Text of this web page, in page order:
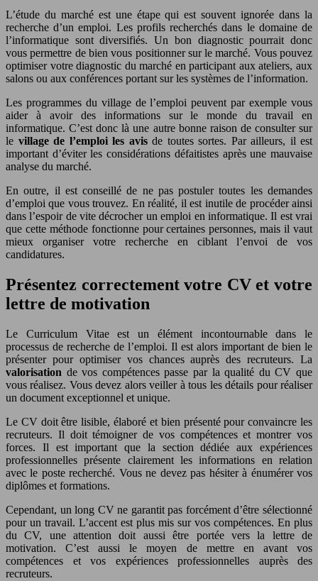
L’étude du marché est une étape qui est souvent ignorée dans la
recherche d’un emploi. Les profils recherchés dans le domaine de
l’informatique sont diversifiés. Un bon diagnostic pourrait donc
vous permettre de bien vous positionner sur le marché. Vous pouvez
optimiser votre diagnostic du marché en participant aux ateliers, aux
salons ou aux conférences portant sur les systèmes de l’information.
Les programmes du village de l’emploi peuvent par exemple vous
aider à avoir des informations sur le monde du travail en
informatique. C’est donc là une autre bonne raison de consulter sur
le village de l’emploi les avis de toutes sortes. Par ailleurs, il est
important d’éviter les considérations défaitistes après une mauvaise
analyse du marché.
En outre, il est conseillé de ne pas postuler toutes les demandes
d’emploi que vous trouvez. En réalité, il est inutile de procéder ainsi
dans l’espoir de vite décrocher un emploi en informatique. Il est vrai
que cette méthode fonctionne pour certaines personnes, mais il vaut
mieux organiser votre recherche en ciblant l’envoi de vos
candidatures.
Présentez correctement votre CV et votre
lettre de motivation
Le Curriculum Vitae est un élément incontournable dans le
processus de recherche de l’emploi. Il est alors important de bien le
présenter pour optimiser vos chances auprès des recruteurs. La
valorisation de vos compétences passe par la qualité du CV que
vous réalisez. Vous devez alors veiller à tous les détails pour réaliser
un document exceptionnel et unique.
Le CV doit être lisible, élaboré et bien présenté pour convaincre les
recruteurs. Il doit témoigner de vos compétences et montrer vos
forces. Il est important que la section dédiée aux expériences
professionnelles présente clairement les informations en relation
avec le poste recherché. Vous ne devez pas hésiter à énumérer vos
diplômes et formations.
Cependant, un long CV ne garantit pas forcément d’être sélectionné
pour un travail. L’accent est plus mis sur vos compétences. En plus
du CV, une attention doit aussi être portée vers la lettre de
motivation. C’est aussi le moyen de mettre en avant vos
compétences et vos expériences professionnelles auprès des
recruteurs.